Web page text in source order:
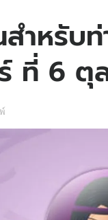
สถิติหวยไทย
หวยลาว
ำหรับท่
ที่ 6 ตุ